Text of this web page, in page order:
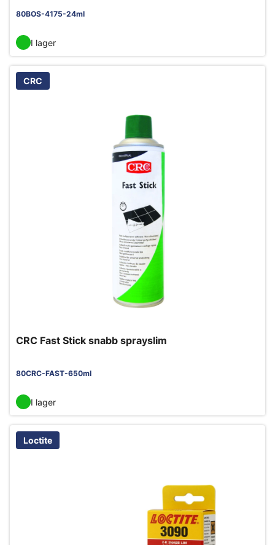
80BOS-4175-24ml
I lager
CRC
CRC Fast Stick snabb sprayslim
80CRC-FAST-650ml
I lager
Loctite